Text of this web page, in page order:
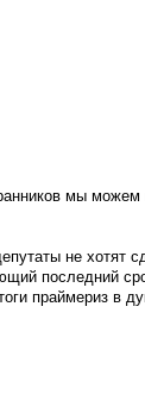
мы
не хотят
последний
праймериз в